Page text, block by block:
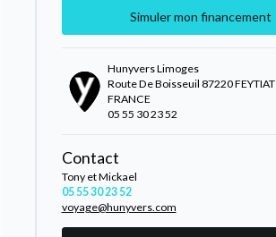
Simuler mon financement
Hunyvers Limoges
Route De Boisseuil 87220 FEYTIAT
FRANCE
05 55 30 23 52
Contact
Tony et Mickael
05 55 30 23 52
voyage@hunyvers.com